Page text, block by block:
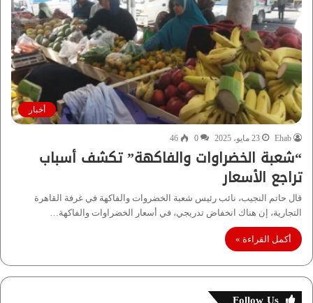
أخبار
Ehab 23 مايو، 2025 0
46
“شعبة الخضراوات والفاكهة” تكشف أسباب
تراجع الأسعار
قال حاتم النجيب، نائب رئيس شعبة الخضروات والفاكهة في غرفة القاهرة
التجارية، إن هناك انخفاض تدريجي، في أسعار الخضراوات والفاكهة…
أكمل القراءة »